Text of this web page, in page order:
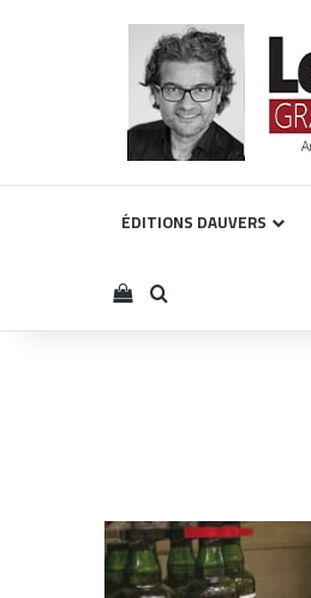
ÉDITIONS DAUVERS
Voir votre panier
Rechercher